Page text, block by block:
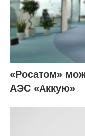
«Росатом»
АЭС «Аккую»